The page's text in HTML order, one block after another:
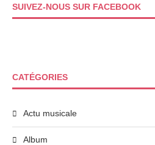
SUIVEZ-NOUS SUR FACEBOOK
CATÉGORIES
Actu musicale
Album